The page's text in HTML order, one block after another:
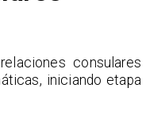
Nacional de
que se
'señora de feria',